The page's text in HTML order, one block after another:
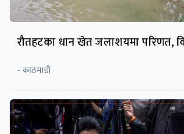
रौतहटका धान खेत जलाशयमा परिणत,
- काठमाडाैं